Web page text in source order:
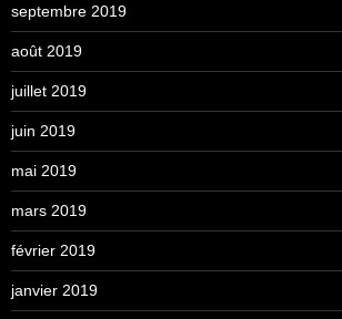
septembre 2019
août 2019
juillet 2019
juin 2019
mai 2019
mars 2019
février 2019
janvier 2019